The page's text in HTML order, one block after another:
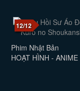
12/12
Phim Nhật Bản
HOẠT HÌNH - ANIME